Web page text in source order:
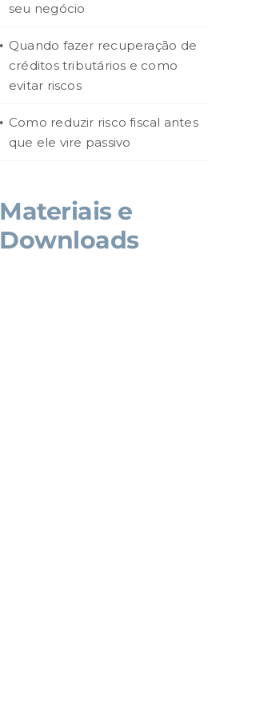
seu negócio
Quando fazer recuperação de
créditos tributários e como
evitar riscos
Como reduzir risco fiscal antes
que ele vire passivo
Materiais e
Downloads